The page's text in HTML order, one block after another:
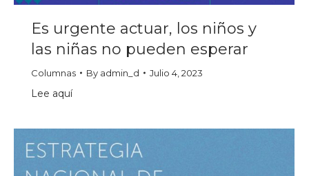
Es urgente actuar, los niños y
las niñas no pueden esperar
Columnas By admin_d Julio 4, 2023
Lee aquí